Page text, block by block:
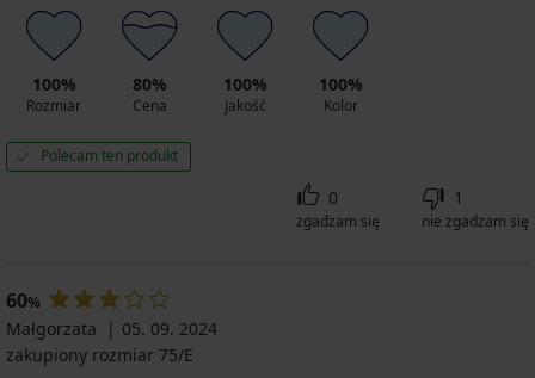
100%
Rozmiar
80%
Cena
100%
Jakość
100%
Kolor
Polecam ten produkt
0
zgadzam się
1
nie zgadzam się
60%
Małgorzata
05. 09. 2024
zakupiony rozmiar 75/E